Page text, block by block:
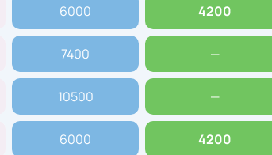
6000 4200
7400 —
10500 —
6000 4200